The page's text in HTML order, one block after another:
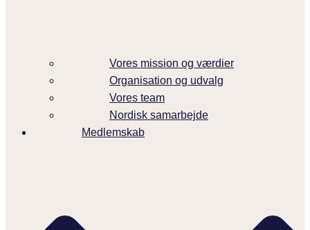
Vores mission og værdier
Organisation og udvalg
Vores team
Nordisk samarbejde
Medlemskab